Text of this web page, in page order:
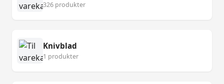
326 produkter
Knivblad
1 produkter